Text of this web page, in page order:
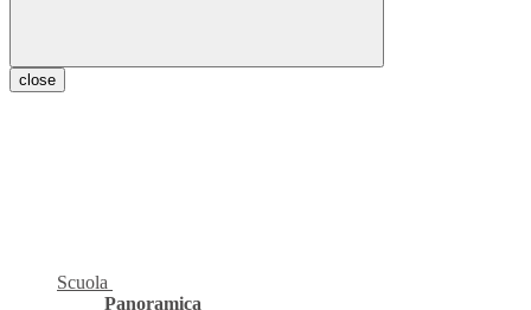
close
Scuola
Panoramica